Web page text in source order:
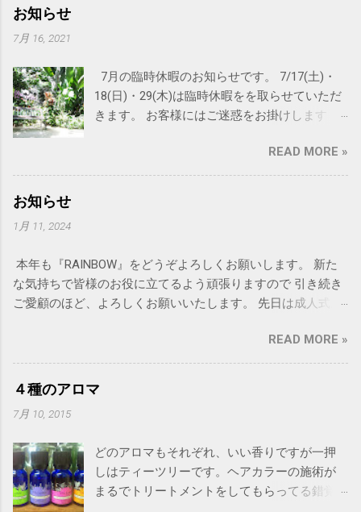
お知らせ
7月 16, 2021
7月の臨時休暇のお知らせです。 7/17(土)・
18(日)・29(木)は臨時休暇をを取らせていただ
きます。 お客様にはご迷惑をお掛けします
RAINBOWの夏休みは8月下旬を予定しておりま
す。 詳細、決まりましたら再度ご連絡致しま
READ MORE »
お知らせ
1月 11, 2024
本年も『RAINBOW』をどうぞよろしくお願いします。 新た
な気持ちで皆様のお役に立てるよう頑張りますので 引き続き
ご愛顧のほど、よろしくお願いいたします。 先日は成人式お
READ MORE »
４種のアロマ
7月 10, 2015
どのアロマもそれぞれ、いい香りですが一押
しはティーツリーです。ヘアカラーの施術が
まるでトリートメントをしてもらってる錯覚